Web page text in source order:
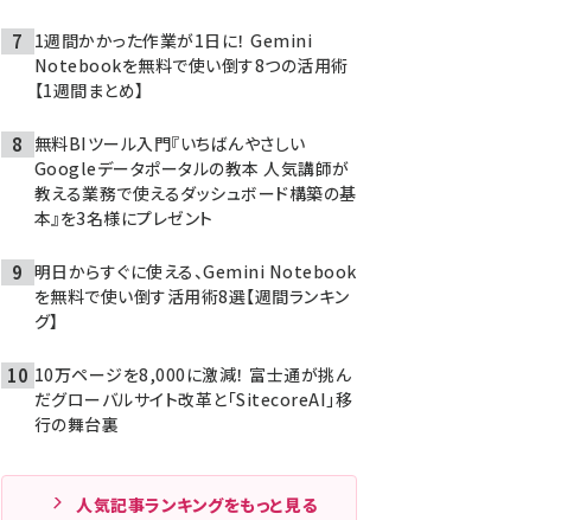
1週間かかった作業が1日に！ Gemini
Notebookを無料で使い倒す8つの活用術
【1週間まとめ】
無料BIツール入門『いちばんやさしい
Googleデータポータルの教本 人気講師が
教える業務で使えるダッシュボード構築の基
本』を3名様にプレゼント
明日からすぐに使える、Gemini Notebook
を無料で使い倒す活用術8選【週間ランキン
グ】
10万ページを8,000に激減！ 富士通が挑ん
だグローバルサイト改革と「SitecoreAI」移
行の舞台裏
人気記事ランキングをもっと見る